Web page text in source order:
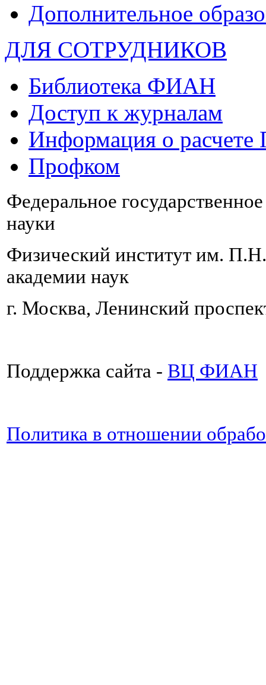
Дополнительное
ДЛЯ СОТРУДНИКОВ
Библиотека ФИАН
Доступ к журналам
Информация о
Профком
Федеральное
науки
Физический институт им.
академии наук
г. Москва, Ленинский
Поддержка сайта - ВЦ ФИАН
Политика в отношении